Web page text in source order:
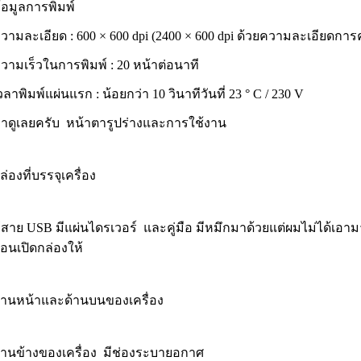
มูลการพิมพ์
ามละเอียด : 600 × 600 dpi (2400 × 600 dpi ด้วยความละเอียดกา
ามเร็วในการพิมพ์ : 20 หน้าต่อนาที
ลาพิมพ์แผ่นแรก : น้อยกว่า 10 วินาทีวันที่ 23 ° C / 230 V
ดูเลยครับ หน้าตารูปร่างและการใช้งาน
องที่บรรจุเครื่อง
าย USB มีแผ่นไดรเวอร์ และคู่มือ มีหมึกมาด้วยแต่ผมไม่ได้เอาม
นเปิดกล่องให้
นหน้าและด้านบนของเครื่อง
นข้างของเครื่อง มีช่องระบายอกาศ